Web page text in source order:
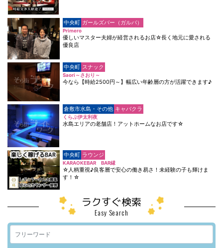
中央町 ガールズバー（ガルバ）
Primero
優しいマスター夫婦が経営されるお店☆長く地元に愛される
優良店
中央町 スナック
Saori～さおり～
今なら【時給2500円～】幅広い年齢層の方が活躍できます♪
倉敷市水島・その他 キャバクラ
くらぶ伊太利夜
水島エリアの老舗店！アットホームなお店です☆
中央町 ラウンジ
KARAOKEBAR BAR縁
☆人柄重視♪良客層で安心の働き易さ！未経験の子も輝けま
す！☆
ラクすぐ検索
Easy Search